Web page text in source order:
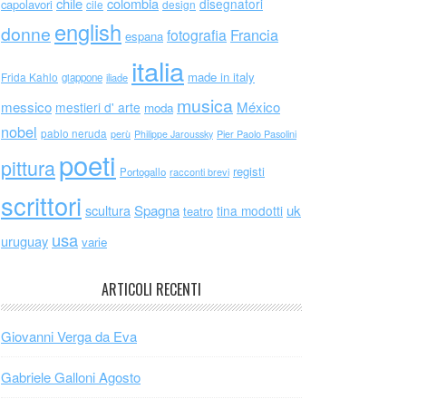
capolavori cile design disegnatori
donne english espana fotografia Francia
Frida Kahlo giappone iliade italia made in italy
messico mestieri d' arte moda musica México
nobel pablo neruda perù Philippe Jaroussky Pier Paolo Pasolini
pitturapoeti Portogallo racconti brevi registi
scrittori scultura Spagna teatro tina modotti uk
uruguay usa varie
ARTICOLI RECENTI
Giovanni Verga da Eva
Gabriele Galloni Agosto